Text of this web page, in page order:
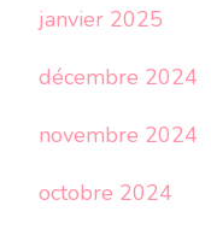
janvier 2025
décembre 2024
novembre 2024
octobre 2024